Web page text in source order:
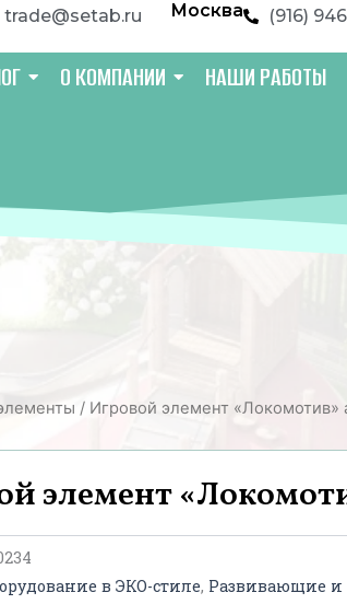
trade@setab.ru Москва (916) 946
О КОМПАНИИ НАШИ РАБОТЫ
/ Игровой элемент «Локомотив»
элемент
в ЭКО-стиле, Развивающие и